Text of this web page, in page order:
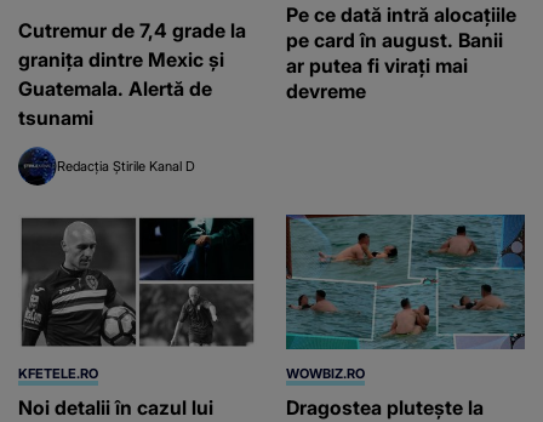
Cutremur de 7,4 grade la
granița dintre Mexic și
Guatemala. Alertă de
tsunami
Redacția Știrile Kanal D
Pe ce dată intră alocațiile
pe card în august. Banii
ar putea fi virați mai
devreme
KFETELE.RO
Noi detalii în cazul lui
WOWBIZ.RO
Dragostea plutește la